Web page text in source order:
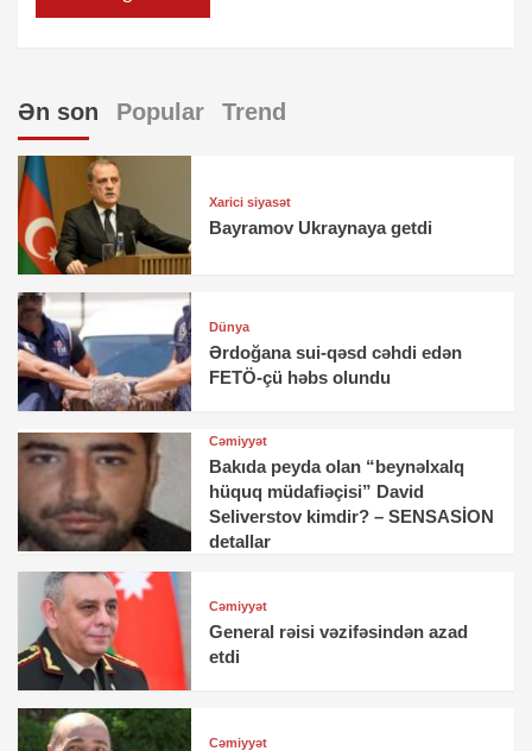
Ən son Popular Trend
Xarici siyasət
Bayramov Ukraynaya getdi
Dünya
Ərdoğana sui-qəsd cəhdi edən
FETÖ-çü həbs olundu
Cəmiyyət
Bakıda peyda olan “beynəlxalq
hüquq müdafiəçisi” David
Seliverstov kimdir? – SENSASİON
detallar
Cəmiyyət
General rəisi vəzifəsindən azad
etdi
Cəmiyyət